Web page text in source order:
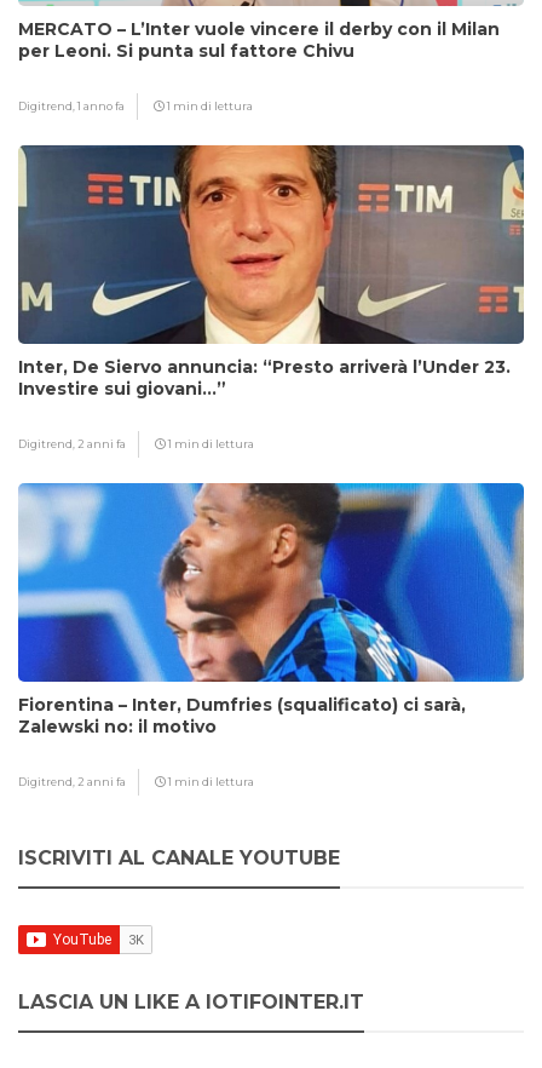
MERCATO – L’Inter vuole vincere il derby con il Milan
per Leoni. Si punta sul fattore Chivu
Digitrend,1 anno fa 1 min di lettura
Inter, De Siervo annuncia: “Presto arriverà l’Under 23.
Investire sui giovani…”
Digitrend, 2 anni fa 1 min di lettura
Fiorentina – Inter, Dumfries (squalificato) ci sarà,
Zalewski no: il motivo
Digitrend, 2 anni fa 1 min di lettura
ISCRIVITI AL CANALE YOUTUBE
LASCIA UN LIKE A IOTIFOINTER.IT